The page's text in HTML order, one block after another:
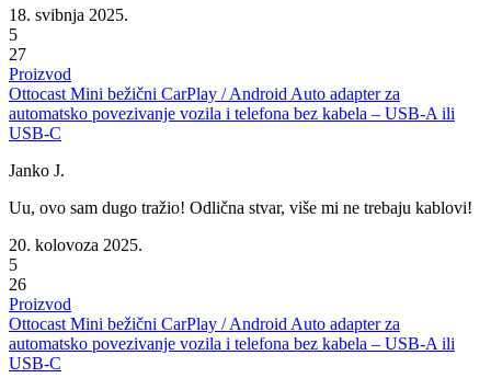
18. svibnja 2025.
5
27
Proizvod
Ottocast Mini bežični CarPlay / Android Auto adapter za
automatsko povezivanje vozila i telefona bez kabela – USB-A ili
USB-C
Janko J.
Uu, ovo sam dugo tražio! Odlična stvar, više mi ne trebaju kablovi!
20. kolovoza 2025.
5
26
Proizvod
Ottocast Mini bežični CarPlay / Android Auto adapter za
automatsko povezivanje vozila i telefona bez kabela – USB-A ili
USB-C